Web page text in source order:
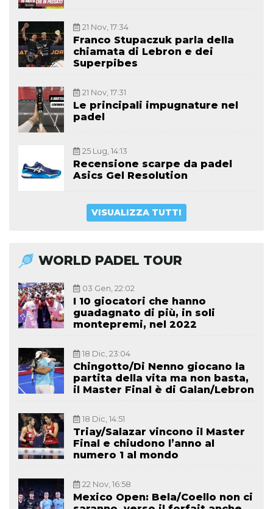
21 Nov, 17:34
Franco Stupaczuk parla della
chiamata di Lebron e dei
Superpibes
21 Nov, 17:31
Le principali impugnature nel
padel
25 Lug, 14:13
Recensione scarpe da padel
Asics Gel Resolution
VISUALIZZA TUTTI
WORLD PADEL TOUR
03 Gen, 22:02
I 10 giocatori che hanno
guadagnato di più, in soli
montepremi, nel 2022
18 Dic, 23:04
Chingotto/Di Nenno giocano la
partita della vita ma non basta,
il Master Final è di Galan/Lebron
18 Dic, 14:51
Triay/Salazar vincono il Master
Final e chiudono l’anno al
numero 1 al mondo
22 Nov, 16:58
Mexico Open: Bela/Coello non ci